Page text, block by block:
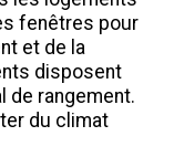
fenêtres pour
et de la
disposent
de rangement.
du climat